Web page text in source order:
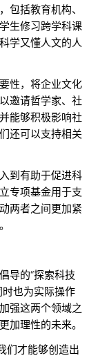
包括教育机构、
生修习跨学科课
学又懂人文的人
性，将企业文化
邀请哲学家、社
能够积极影响社
还可以支持相关
到有助于促进科
专项基金用于支
两者之间更加紧
导的“探索科技
也为实际操作
强这两个领域之
加理性的未来。
们才能够创造出